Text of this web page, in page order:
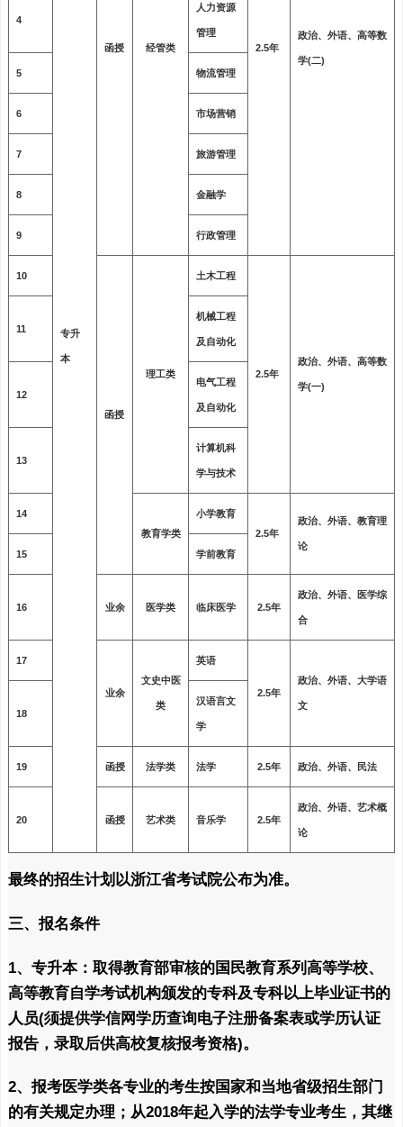
专升
本
函授 经管类 2.5年
政治、外语、高等数
学(二)
4
人力资源
管理
5 物流管理
6 市场营销
7 旅游管理
8 金融学
9 行政管理
10
函授
理工类
土木工程
2.5年
政治、外语、高等数
学(一)
11
机械工程
及自动化
12
电气工程
及自动化
13
计算机科
学与技术
14
教育学类
小学教育
2.5年
政治、外语、教育理
论
15 学前教育
16 业余 医学类 临床医学 2.5年
政治、外语、医学综
合
17
业余
文史中医
类
英语
2.5年
政治、外语、大学语
文
18
汉语言文
学
19 函授 法学类 法学 2.5年 政治、外语、民法
20 函授 艺术类 音乐学 2.5年
政治、外语、艺术概
论
最终的招生计划以浙江省考试院公布为准。
三、报名条件
1、专升本： 取得教育部审核的国民教育系列高等学校、
高等教育自学考试机构颁发的专科及专科以上毕业证书的
人员(须提供学信网学历查询电子注册备案表或学历认证
报告，录取后供高校复核报考资格)。
2、报考医学类各专业的考生按国家和当地省级招生部门
的有关规定办理；从2018年起入学的法学专业考生，其继